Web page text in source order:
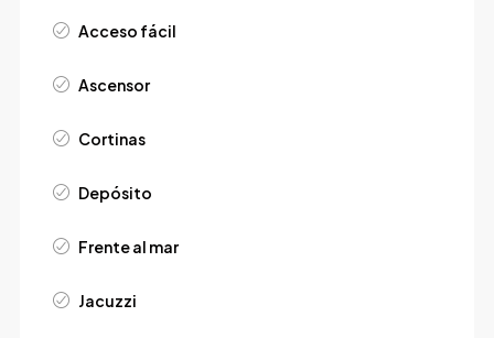
Acceso fácil
Ascensor
Cortinas
Depósito
Frente al mar
Jacuzzi